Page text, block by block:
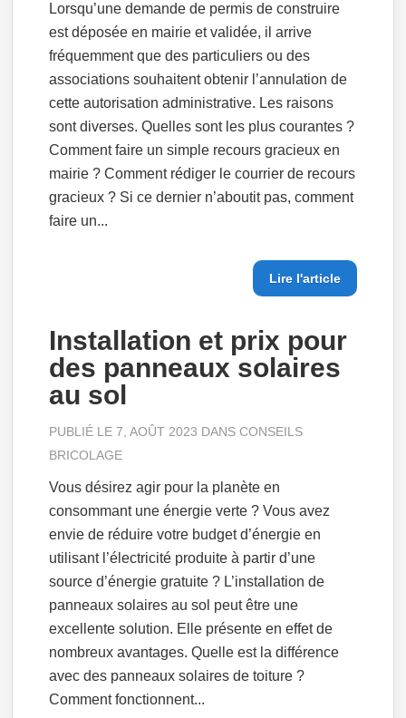
Lorsqu’une demande de permis de construire
est déposée en mairie et validée, il arrive
fréquemment que des particuliers ou des
associations souhaitent obtenir l’annulation de
cette autorisation administrative. Les raisons
sont diverses. Quelles sont les plus courantes ?
Comment faire un simple recours gracieux en
mairie ? Comment rédiger le courrier de recours
gracieux ? Si ce dernier n’aboutit pas, comment
faire un...
Lire l'article
Installation et prix pour
des panneaux solaires
au sol
PUBLIÉ LE 7, AOÛT 2023 DANSCONSEILS
BRICOLAGE
Vous désirez agir pour la planète en
consommant une énergie verte ? Vous avez
envie de réduire votre budget d’énergie en
utilisant l’électricité produite à partir d’une
source d’énergie gratuite ? L’installation de
panneaux solaires au sol peut être une
excellente solution. Elle présente en effet de
nombreux avantages. Quelle est la différence
avec des panneaux solaires de toiture ?
Comment fonctionnent...